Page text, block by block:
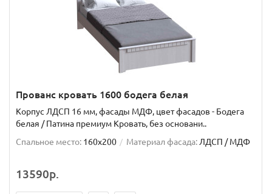
Прованс кровать 1600 бодега белая
Корпус ЛДСП 16 мм, фасады МДФ, цвет фасадов - Бодега
белая / Патина премиум Кровать, без основани..
Спальное место: 160x200 Материал фасада:ЛДСП / МДФ
13590р.